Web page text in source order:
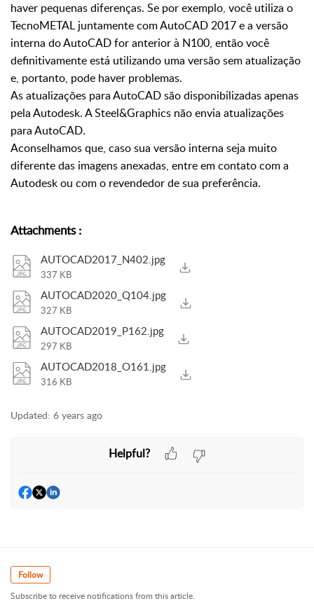
haver pequenas diferenças. Se por exemplo, você utiliza o
TecnoMETAL juntamente com AutoCAD 2017 e a versão
interna do AutoCAD for anterior à N100, então você
definitivamente está utilizando uma versão sem atualização
e, portanto, pode haver problemas.
As atualizações para AutoCAD são disponibilizadas apenas
pela Autodesk. A Steel&Graphics não envia atualizações
para AutoCAD.
Aconselhamos que, caso sua versão interna seja muito
diferente das imagens anexadas, entre em contato com a
Autodesk ou com o revendedor de sua preferência.
Attachments:
AUTOCAD2017_N402.jpg
337 KB
AUTOCAD2020_Q104.jpg
327 KB
AUTOCAD2019_P162.jpg
297 KB
AUTOCAD2018_O161.jpg
316 KB
Updated: 6 years ago
Helpful?
Follow
Subscribe to receive notifications from this article.